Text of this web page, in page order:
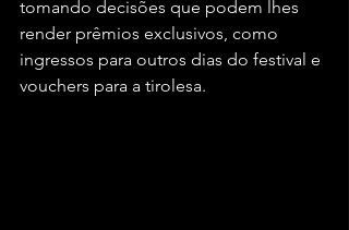
tomando decisões que podem lhes
render prêmios exclusivos, como
ingressos para outros dias do festival e
vouchers para a tirolesa.